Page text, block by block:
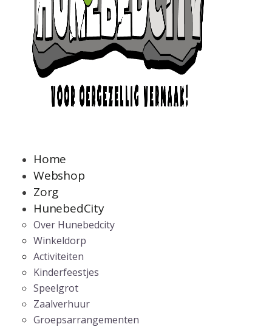
Home
Webshop
Zorg
HunebedCity
Over Hunebedcity
Winkeldorp
Activiteiten
Kinderfeestjes
Speelgrot
Zaalverhuur
Groepsarrangementen